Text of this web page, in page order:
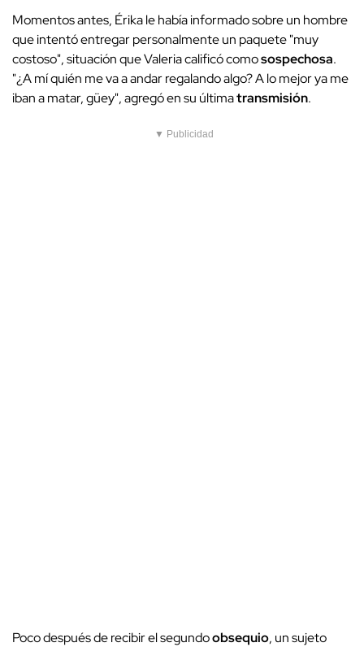
Momentos antes, Érika le había informado sobre un hombre
que intentó entregar personalmente un paquete "muy
costoso", situación que Valeria calificó comosospechosa.
"¿A mí quién me va a andar regalando algo? A lo mejor ya me
iban a matar, güey", agregó en su últimatransmisión.
▼ Publicidad
Poco después de recibir el segundoobsequio, un sujeto